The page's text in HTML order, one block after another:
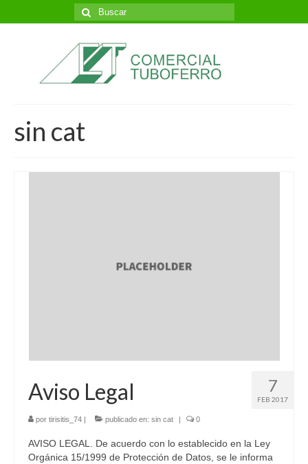
Buscar
por:
sin cat
7
FEB 2017
Aviso Legal
por tirisitis_74 | publicado en: sin cat | 0
AVISO LEGAL. De acuerdo con lo establecido en la Ley
Orgánica 15/1999 de Protección de Datos, se le informa